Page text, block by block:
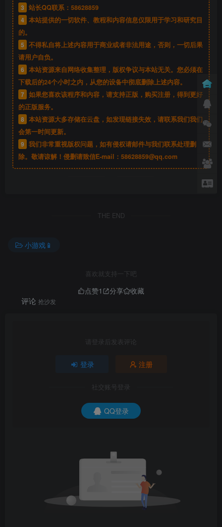
3 站长QQ联系： 58628859
4 本站提供的一切软件、教程和内容信息仅限用于学习和研究目
的。
5 不得私自将上述内容用于商业或者非法用途，否则，一切后果
请用户自负。
6 本站资源来自网络收集整理，版权争议与本站无关。您必须在
下载后的24个小时之内，从您的设备中彻底删除上述内容。
7 如果您喜欢该程序和内容，请支持正版，购买注册，得到更好
的正版服务。
8 本站资源大多存储在云盘，如发现链接失效，请联系我们我们
会第一时间更新。
9 我们非常重视版权问题，如有侵权请邮件与我们联系处理删
除。敬请谅解！侵删请致信E-mail： 58628859@qq.com
THE END
小游戏📱
喜欢就支持一下吧
点赞1 分享 收藏
评论 抢沙发
请登录后发表评论
登录 注册
社交账号登录
QQ登录